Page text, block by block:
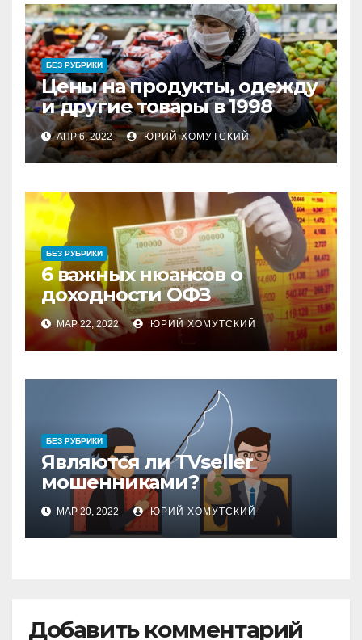
БЕЗ РУБРИКИ
Цены на продукты, одежду
и другие товары в 1998
году
АПР 6, 2022 ЮРИЙ ХОМУТСКИЙ
БЕЗ РУБРИКИ
6 важных нюансов о
доходности ОФЗ
МАР 22, 2022 ЮРИЙ ХОМУТСКИЙ
БЕЗ РУБРИКИ
Являются ли TVseller
мошенниками?
МАР 20, 2022 ЮРИЙ ХОМУТСКИЙ
Добавить комментарий